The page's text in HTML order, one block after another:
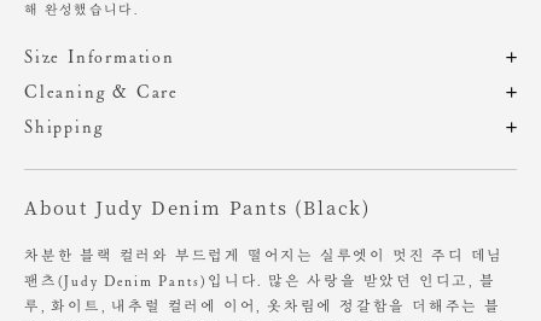
해 완성했습니다.
Size Information
제품의 일정 수량을 측정한 평균치수로 재는 방법과 위치에 따라 1~3cm
편차가 있을 수 있습니다. (치수단위 : cm)
XS 108 35 47.5 30
M
111 38 51.5 31 33
25.5
L
Cleaning & Care
밝은 계열의 의류나 신발, 액세서리 등 착용 시 마찰에 주의해주세요.
염소,산소계 표백제 사용금지
원단에 직접 다림질 할 경우 변형이 발생할 수 있으니,
반드시 다림질 천을 사용하여 약한 열로 다림질 해 주세요.
Shipping
About Judy Denim Pants (Black)
차분한 블랙 컬러와 부드럽게 떨어지는 실루엣이 멋진 주디 데님
팬츠(Judy Denim Pants)입니다. 많은 사랑을 받았던 인디고, 블
루, 화이트, 내추럴 컬러에 이어, 옷차림에 정갈함을 더해주는 블